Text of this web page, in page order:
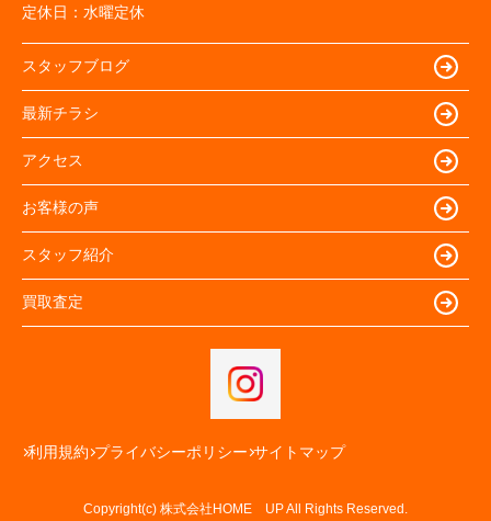
定休日： 水曜定休
スタッフブログ
最新チラシ
アクセス
お客様の声
スタッフ紹介
買取査定
利用規約 プライバシーポリシー サイトマップ
Copyright(c) 株式会社HOME UP All Rights Reserved.